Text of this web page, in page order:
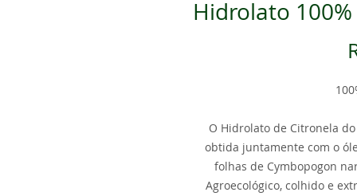
Hidrolato
O Hidrolato de Citronela
obtida juntamente com o
folhas de Cymbopogon
Agroecológico, colhido e